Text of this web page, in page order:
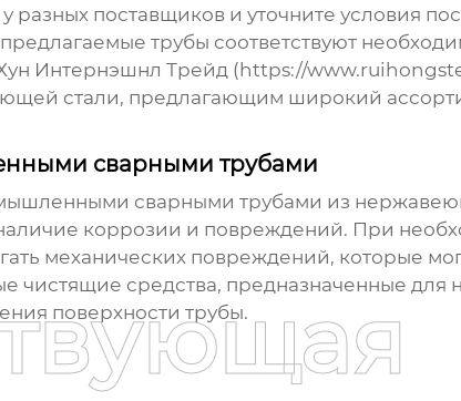
разных поставщиков и уточните условия
трубы соответствуют
Интернэшнл Трейд (https://
стали, предлагающим широкий
сварными трубами
сварными трубами из
коррозии и повреждений. При
механических повреждений, которые
чистящие средства, предназначенные
поверхности трубы.